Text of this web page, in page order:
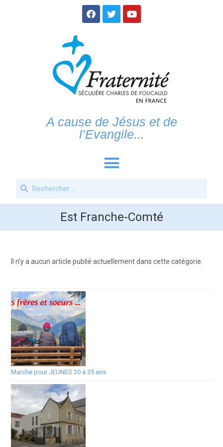
A cause de Jésus et de
l’Evangile...
Est Franche-Comté
Il n’y a aucun article publié actuellement dans cette catégorie.
Marche pour JEUNES 20 à 35 ans